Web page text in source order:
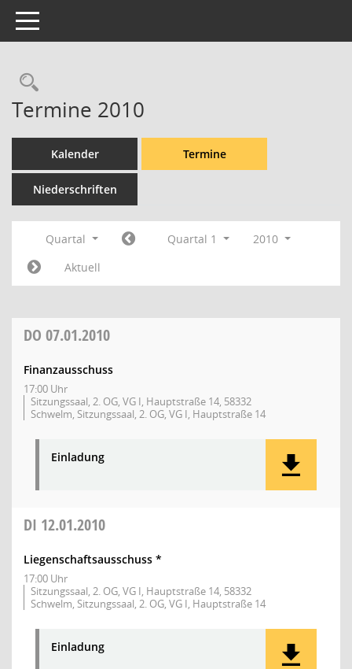
Toggle navigation
Rechercheauswahl
Termine 2010
Kalender Termine
Niederschriften
Quartal Quartal 1
2010
Aktuell
DO 07.01.2010
Finanzausschuss
17:00 Uhr
Sitzungssaal, 2. OG, VG I, Hauptstraße 14, 58332
Schwelm, Sitzungssaal, 2. OG, VG I, Hauptstraße 14
Einladung
DI 12.01.2010
Liegenschaftsausschuss *
17:00 Uhr
Sitzungssaal, 2. OG, VG I, Hauptstraße 14, 58332
Schwelm, Sitzungssaal, 2. OG, VG I, Hauptstraße 14
Einladung